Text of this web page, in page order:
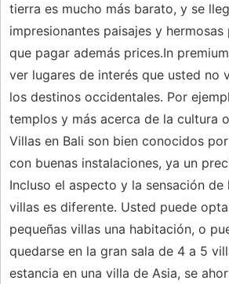
tierra es mucho más barato, y se
impresionantes paisajes y
que pagar además prices.In
ver lugares de interés que usted no
los destinos occidentales. Por
templos y más acerca de la cultura
Villas en Bali son bien conocidos
con buenas instalaciones, ya un
Incluso el aspecto y la sensación de
villas es diferente. Usted puede
pequeñas villas una habitación, o
quedarse en la gran sala de 4 a 5
estancia en una villa de Asia, se